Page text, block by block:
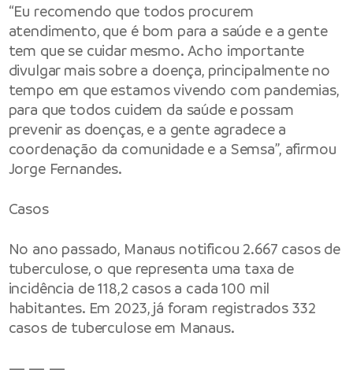
“Eu recomendo que todos procurem
atendimento, que é bom para a saúde e a gente
tem que se cuidar mesmo. Acho importante
divulgar mais sobre a doença, principalmente no
tempo em que estamos vivendo com pandemias,
para que todos cuidem da saúde e possam
prevenir as doenças, e a gente agradece a
coordenação da comunidade e a Semsa”, afirmou
Jorge Fernandes.
Casos
No ano passado, Manaus notificou 2.667 casos de
tuberculose, o que representa uma taxa de
incidência de 118,2 casos a cada 100 mil
habitantes. Em 2023, já foram registrados 332
casos de tuberculose em Manaus.
— — —